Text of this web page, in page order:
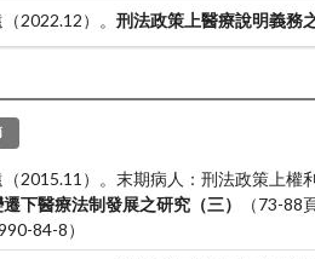
2022.12）。 刑法政策上醫療說明義務
研討會，中正大學教育學院二館：中
2015.11）。末期病人：刑法政策上權
下醫療法制發展之研究（三）
（73-88
84-8）